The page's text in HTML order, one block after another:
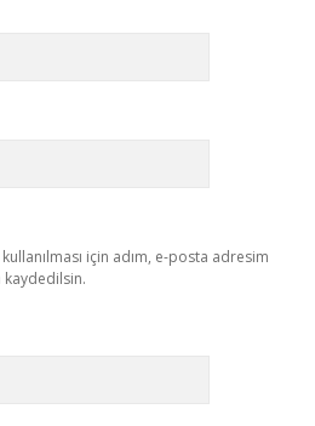
için adım, e-posta adresim
kaydedilsin.